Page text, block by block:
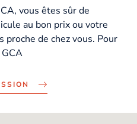
vous êtes sûr de
au bon prix ou votre
de chez vous. Pour